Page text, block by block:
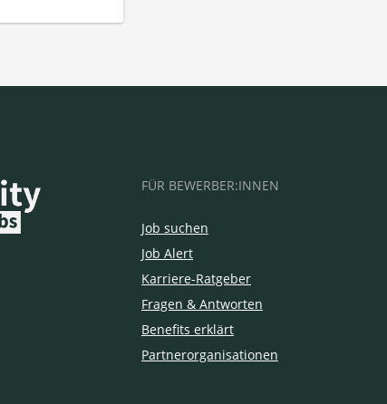
FÜR BEWERBER:INNEN
Job suchen
Job Alert
Karriere-Ratgeber
Fragen & Antworten
Benefits erklärt
Partnerorganisationen